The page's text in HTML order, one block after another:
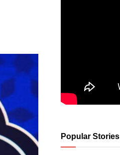
Popular Stories